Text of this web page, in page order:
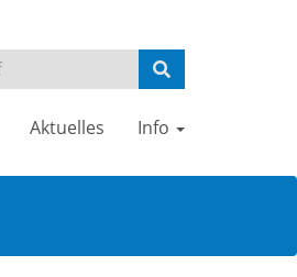
Aktuelles Info